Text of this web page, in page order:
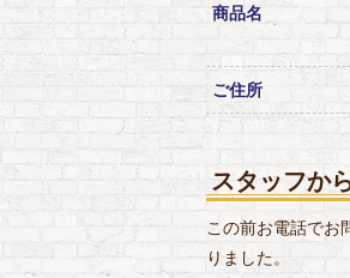
商品名
ご住所
スタッフか
この前お電話でお
りました。